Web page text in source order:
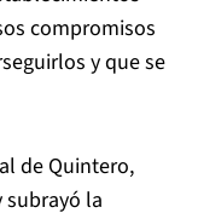
compromisos
y que se
de Quintero,
la